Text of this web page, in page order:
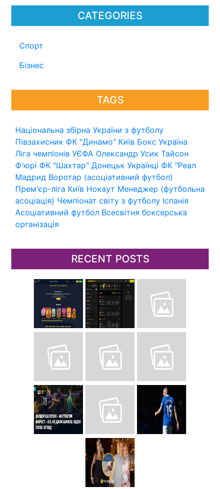
CATEGORIES
Спорт
Бізнес
TAGS
Національна збірна України з футболу
Півзахисник ФК "Динамо" Київ Бокс Україна
Ліга чемпіонів УЄФА Олександр Усик Тайсон
Ф'юрі ФК "Шахтар" Донецьк Українці ФК "Реал
Мадрид Воротар (асоціативний футбол)
Прем'єр-ліга Київ Нокаут Менеджер (футбольна
асоціація) Чемпіонат світу з футболу Іспанія
Асоціативний футбол Всесвітня боксерська
організація
RECENT POSTS